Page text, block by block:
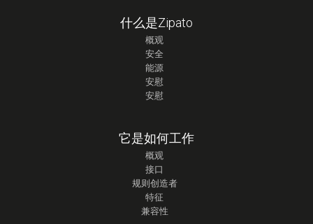
什么是Zipato
概观
安全
能源
安慰
安慰
它是如何工作
概观
接口
规则创造者
特征
兼容性